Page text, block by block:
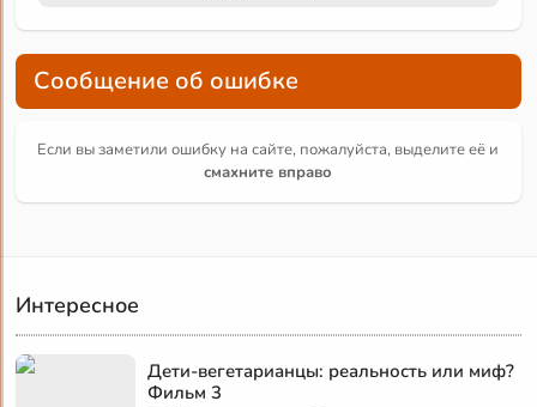
Сообщение об ошибке
Если вы заметили ошибку на сайте, пожалуйста, выделите её и
смахните вправо
Интересное
Дети-вегетарианцы: реальность или миф?
Фильм 3